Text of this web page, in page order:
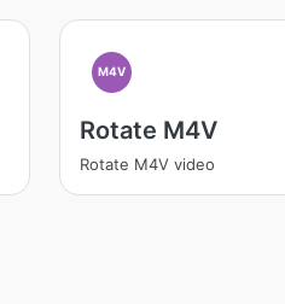
M4V
Rotate M4V
Rotate M4V video